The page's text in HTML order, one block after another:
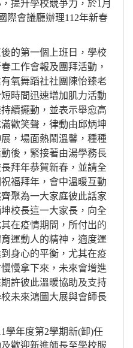
提升學校競爭力，於1月
際會議廳辦理112年新春
的第一個上班日，學校
工作會報及團拜活動，
氧舞蹈社社團陳怡臻老
時間迅速增加肌力活動
續擺動，並表示舉愈高
歡笑聲，律動由邱炳坤
，場面熱鬧溫馨，種種
後，緊接著由湯學務長
拜年恭賀新春，並請全
福拜年，會中溫暖互動
聚為一大家庭彼此話家
校長這一大家長，向全
在疫情期間，所付出的
運動人的精神，適度運
身心的平衡，尤其在疫
慢拿下來，未來會增進
許彼此溫暖協助及支持
未來鴻圖大展與會師長
學年度第2學期新(卸)任
歡迎新進師長至學校服